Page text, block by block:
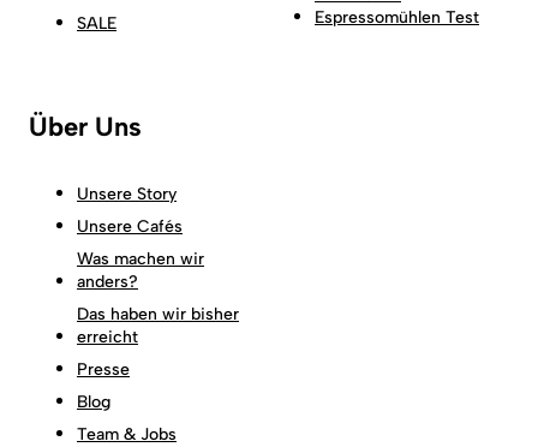
SALE
Espressomühlen Test
Über Uns
Unsere Story
Unsere Cafés
Was machen wir
anders?
Das haben wir bisher
erreicht
Presse
Blog
Team & Jobs